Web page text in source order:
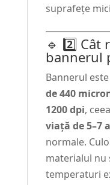
suprafețe
🔹 2️⃣
bannerul
Bannerul
de 440
1200 dpi,
viață de 5–7
normale.
materialul nu
temperaturi